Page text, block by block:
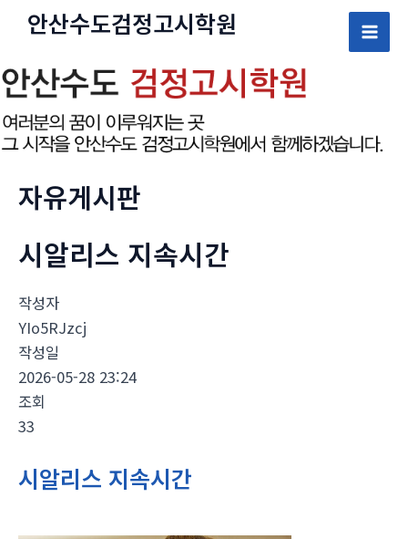
로
건
너
안산수도검정고시학원
Main
자유게시판
시알리스 지속시간
작성자
YIo5RJzcj
작성일
2026-05-28 23:24
조회
33
시알리스 지속시간